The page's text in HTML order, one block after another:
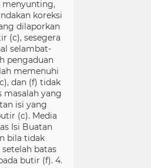
menyunting,
koreksi
dilaporkan
(c), sesegera
selambat-
pengaduan
memenuhi
dan (f) tidak
masalah yang
isi yang
(c). Media
Isi Buatan
bila tidak
batas
butir (f). 4.